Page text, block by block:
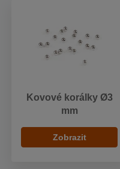
Kovové korálky Ø3
mm
Zobrazit